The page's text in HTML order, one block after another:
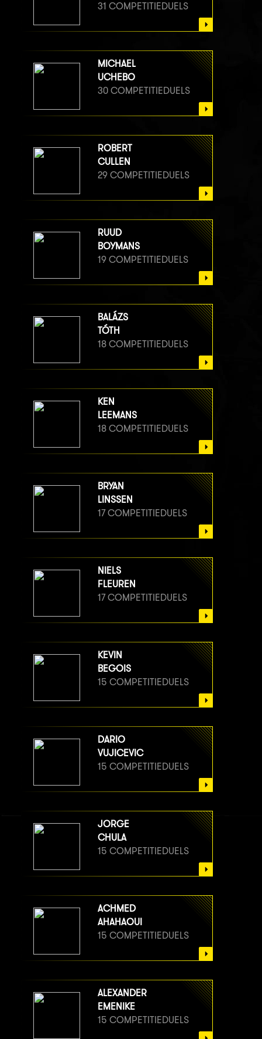
31 COMPETITIEDUELS
MICHAEL
UCHEBO
30 COMPETITIEDUELS
ROBERT
CULLEN
29 COMPETITIEDUELS
RUUD
BOYMANS
19 COMPETITIEDUELS
BALÁZS
TÓTH
18 COMPETITIEDUELS
KEN
LEEMANS
18 COMPETITIEDUELS
BRYAN
LINSSEN
17 COMPETITIEDUELS
NIELS
FLEUREN
17 COMPETITIEDUELS
KEVIN
BEGOIS
15 COMPETITIEDUELS
DARIO
VUJICEVIC
15 COMPETITIEDUELS
JORGE
CHULA
15 COMPETITIEDUELS
ACHMED
AHAHAOUI
15 COMPETITIEDUELS
ALEXANDER
EMENIKE
15 COMPETITIEDUELS